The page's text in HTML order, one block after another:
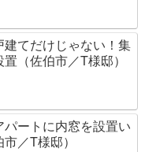
建てだけじゃない！集
（佐伯市／T様邸）
パートに内窓を設置い
／T様邸）